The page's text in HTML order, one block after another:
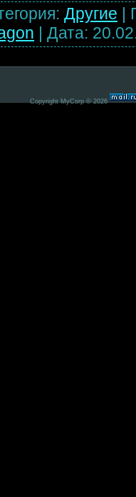
Другие |
| Дата:
Copyright MyCorp © 2026